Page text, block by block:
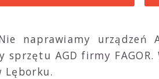
naprawiamy urządzeń
AGD firmy
Lęborku.